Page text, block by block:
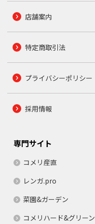
店舗案内
特定商取引法
プライバシーポリシー
採用情報
専門サイト
コメリ産直
レンガ.pro
菜園&ガーデン
コメリハード&グリーン